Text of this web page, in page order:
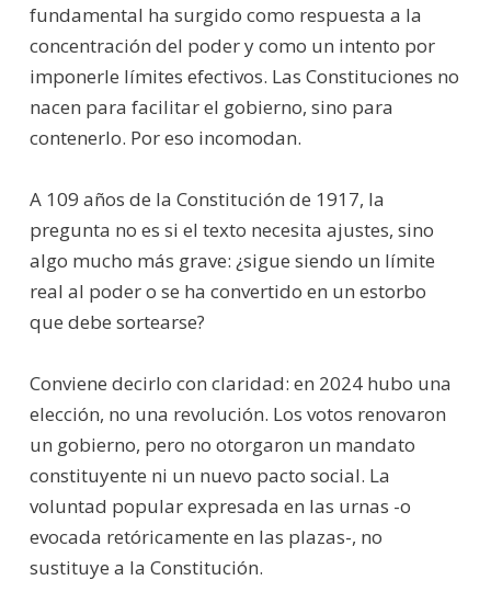
fundamental ha surgido como respuesta a la
concentración del poder y como un intento por
imponerle límites efectivos. Las Constituciones no
nacen para facilitar el gobierno, sino para
contenerlo. Por eso incomodan.
A 109 años de la Constitución de 1917, la
pregunta no es si el texto necesita ajustes, sino
algo mucho más grave: ¿sigue siendo un límite
real al poder o se ha convertido en un estorbo
que debe sortearse?
Conviene decirlo con claridad: en 2024 hubo una
elección, no una revolución. Los votos renovaron
un gobierno, pero no otorgaron un mandato
constituyente ni un nuevo pacto social. La
voluntad popular expresada en las urnas -o
evocada retóricamente en las plazas-, no
sustituye a la Constitución.